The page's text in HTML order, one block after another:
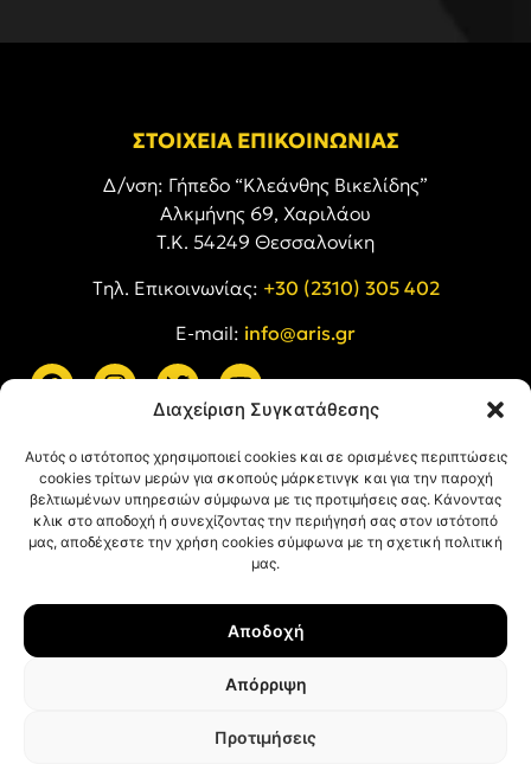
Διαχείριση Συγκατάθεσης
Αυτός ο ιστότοπος χρησιμοποιεί cookies και σε ορισμένες περιπτώσεις
cookies τρίτων μερών για σκοπούς μάρκετινγκ και για την παροχή
βελτιωμένων υπηρεσιών σύμφωνα με τις προτιμήσεις σας. Κάνοντας
κλικ στο αποδοχή ή συνεχίζοντας την περιήγησή σας στον ιστότοπό
μας, αποδέχεστε την χρήση cookies σύμφωνα με τη σχετική πολιτική
μας.
Αποδοχή
Απόρριψη
Προτιμήσεις
ΣΤΟΙΧΕΙΑ ΕΠΙΚΟΙΝΩΝΙΑΣ
Δ/νση: Γήπεδο “Κλεάνθης Βικελίδης”
Αλκμήνης 69, Χαριλάου
Τ.Κ. 54249 Θεσσαλονίκη
Tηλ. Επικοινωνίας: +30 (2310) 305 402
E-mail: info@aris.gr
Όροι Χρήσης
Πολιτική Cookies
© ΑΡΗΣ Α.Σ. All rights reserved.